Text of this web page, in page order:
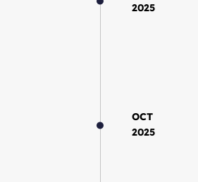
2025
OCT
2025